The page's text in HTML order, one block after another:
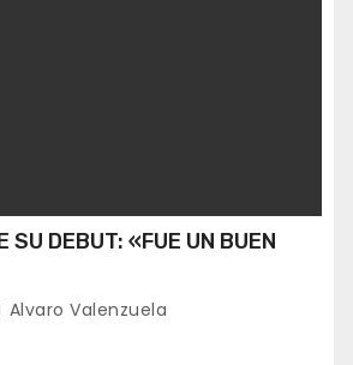
SU DEBUT: «FUE UN BUEN
Alvaro Valenzuela